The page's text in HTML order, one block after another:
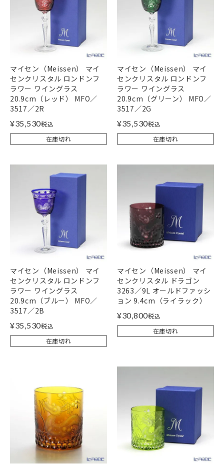
マイセン（Meissen） マイ
センクリスタル ロンドンフ
ラワー ワイングラス
20.9cm（レッド） MFO／
3517／2R
¥35,530税込
在庫切れ
マイセン（Meissen） マイ
センクリスタル ロンドンフ
ラワー ワイングラス
20.9cm（グリーン） MFO／
3517／2G
¥35,530税込
在庫切れ
マイセン（Meissen） マイ
センクリスタル ロンドンフ
ラワー ワイングラス
20.9cm（ブルー） MFO／
3517／2B
¥35,530税込
在庫切れ
マイセン（Meissen） マイ
センクリスタル ドラゴン
3263／9L オールドファッシ
ョン 9.4cm（ライラック）
¥30,800税込
在庫切れ